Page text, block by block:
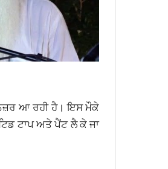
ਆ ਰਹੀ ਹੈ। ਇਸ ਮੌਕੇ
ਟਾਪ ਅਤੇ ਪੈਂਟ ਲੈ ਕੇ ਜਾ